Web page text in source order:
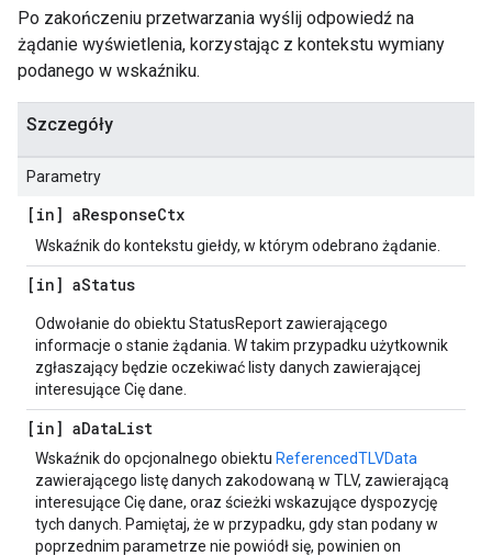
Po zakończeniu przetwarzania wyślij odpowiedź na
żądanie wyświetlenia, korzystając z kontekstu wymiany
podanego w wskaźniku.
Szczegóły
Parametry
[in] aResponseCtx
Wskaźnik do kontekstu giełdy, w którym odebrano żądanie.
[in] aStatus
Odwołanie do obiektu StatusReport zawierającego
informacje o stanie żądania. W takim przypadku użytkownik
zgłaszający będzie oczekiwać listy danych zawierającej
interesujące Cię dane.
[in] aDataList
Wskaźnik do opcjonalnego obiektu ReferencedTLVData
zawierającego listę danych zakodowaną w TLV, zawierającą
interesujące Cię dane, oraz ścieżki wskazujące dyspozycję
tych danych. Pamiętaj, że w przypadku, gdy stan podany w
poprzednim parametrze nie powiódł się, powinien on